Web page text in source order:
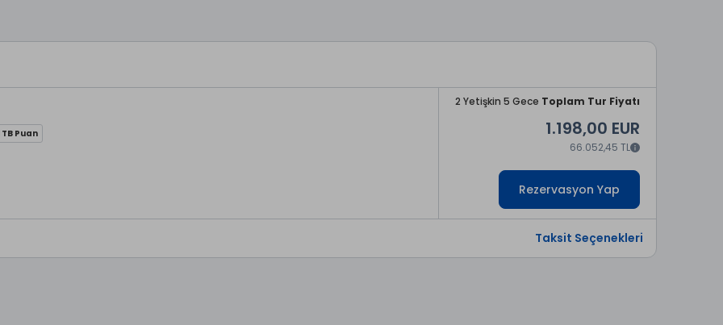
TB Puan
2 Yetişkin 5 Gece Toplam Tur Fiyatı
1.198,00 EUR
66.052,45 TL
Rezervasyon Yap
Taksit Seçenekleri